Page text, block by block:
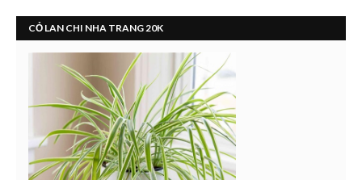
CỎ LAN CHI NHA TRANG 20K